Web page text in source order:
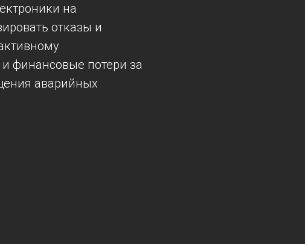
на
отказы и
финансовые потери за
аварийных